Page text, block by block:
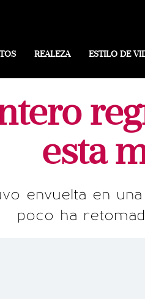
REALEZA ESTILO DE
esta
envuelta en
poco ha